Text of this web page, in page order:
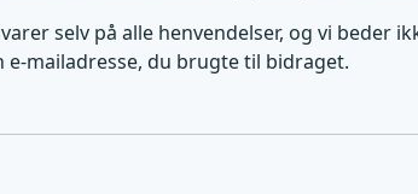
selv på alle henvendelser, og vi beder
e-mailadresse, du brugte til bidraget.